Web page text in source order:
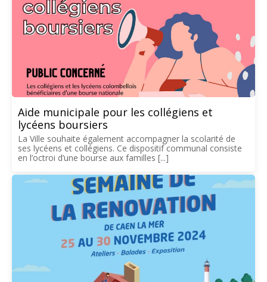
Aide municipale pour les collégiens et
lycéens boursiers
La Ville souhaite également accompagner la scolarité de
ses lycéens et collégiens. Ce dispositif communal consiste
en l’octroi d’une bourse aux familles [...]